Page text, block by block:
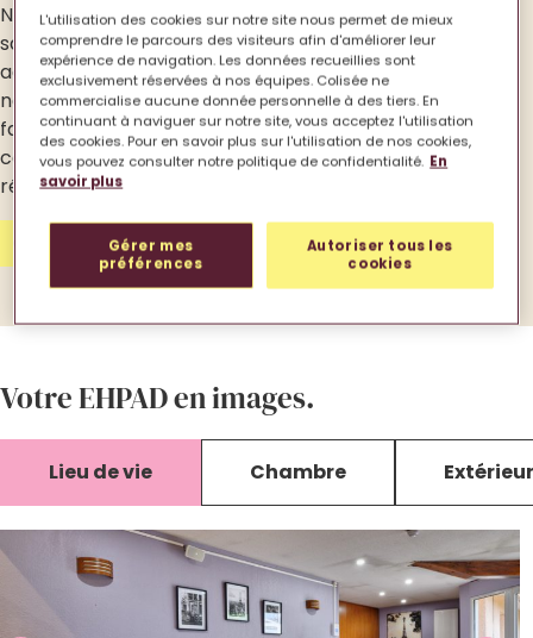
Notre équipe se mobilise au quotidien pour
satisfaire les besoins et envies des personnes
accueillies. L’approche Montessori et les thérapies
non médicamenteuses déployées sur la résidence
favorisent le maintien des capacités préservées et
contribuent au bien-être et au confort des
résidents.
Contactez-nous
Votre EHPAD en images.
Lieu de vie Chambre Extérieur
L'utilisation des cookies sur notre site nous permet de mieux
comprendre le parcours des visiteurs afin d'améliorer leur
expérience de navigation. Les données recueillies sont
exclusivement réservées à nos équipes. Colisée ne
commercialise aucune donnée personnelle à des tiers. En
continuant à naviguer sur notre site, vous acceptez l'utilisation
des cookies. Pour en savoir plus sur l'utilisation de nos cookies,
vous pouvez consulter notre politique de confidentialité. En
savoir plus
Gérer mes
préférences
Autoriser tous les
cookies